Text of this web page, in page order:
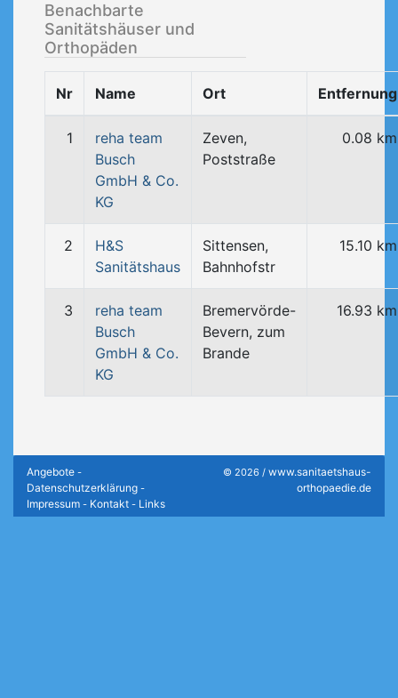
Benachbarte
Sanitätshäuser und
Orthopäden
Nr Name Ort Entfernung
1
reha team
Busch
GmbH & Co.
KG
Zeven,
Poststraße
0.08 km
2
H&S
Sanitätshaus
Sittensen,
Bahnhofstr
15.10 km
3
reha team
Busch
GmbH & Co.
KG
Bremervörde-
Bevern, zum
Brande
16.93 km
Angebote -
Datenschutzerklärung -
Impressum - Kontakt - Links
© 2026 / www.sanitaetshaus-
orthopaedie.de